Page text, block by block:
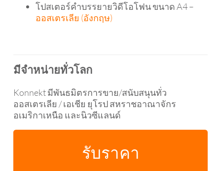
โปสเตอร์คำบรรยายวิดีโอโฟน ขนาด A4 –
ออสเตรเลีย (อังกฤษ)
มีจำหน่ายทั่วโลก
Konnekt มีพันธมิตรการขาย/สนับสนุนทั่ว
ออสเตรเลีย / เอเชีย ยุโรป สหราชอาณาจักร
อเมริกาเหนือ และนิวซีแลนด์
รับราคา